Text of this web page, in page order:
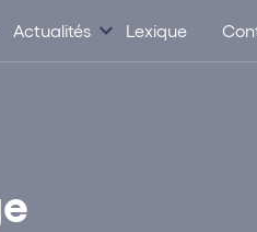
Actualités Lexique